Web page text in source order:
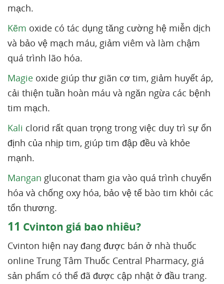
mạch.
Kẽm oxide có tác dụng tăng cường hệ miễn dịch
và bảo vệ mạch máu, giảm viêm và làm chậm
quá trình lão hóa.
Magie oxide giúp thư giãn cơ tim, giảm huyết áp,
cải thiện tuần hoàn máu và ngăn ngừa các bệnh
tim mạch.
Kali clorid rất quan trọng trong việc duy trì sự ổn
định của nhịp tim, giúp tim đập đều và khỏe
mạnh.
Mangan gluconat tham gia vào quá trình chuyển
hóa và chống oxy hóa, bảo vệ tế bào tim khỏi các
tổn thương.
11 Cvinton giá bao nhiêu?
Cvinton hiện nay đang được bán ở nhà thuốc
online Trung Tâm Thuốc Central Pharmacy, giá
sản phẩm có thể đã được cập nhật ở đầu trang.